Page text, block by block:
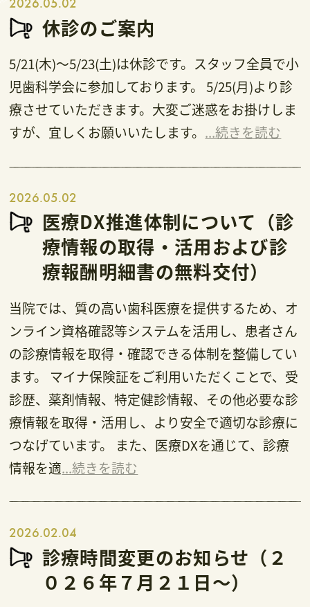
2026.05.02
休診のご案内
5/21(木)～5/23(土)は休診です。スタッフ全員で小
児歯科学会に参加しております。 5/25(月)より診
療させていただきます。大変ご迷惑をお掛けしま
すが、宜しくお願いいたします。 ...続きを読む
2026.05.02
医療DX推進体制について（診
療情報の取得・活用および診
療報酬明細書の無料交付）
当院では、質の高い歯科医療を提供するため、オ
ンライン資格確認等システムを活用し、患者さん
の診療情報を取得・確認できる体制を整備してい
ます。 マイナ保険証をご利用いただくことで、受
診歴、薬剤情報、特定健診情報、その他必要な診
療情報を取得・活用し、より安全で適切な診療に
つなげています。 また、医療DXを通じて、診療
情報を適...続きを読む
2026.02.04
診療時間変更のお知らせ（２
０２６年７月２１日～）